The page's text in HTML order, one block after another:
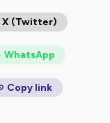
X (Twitter)
WhatsApp
Copy link